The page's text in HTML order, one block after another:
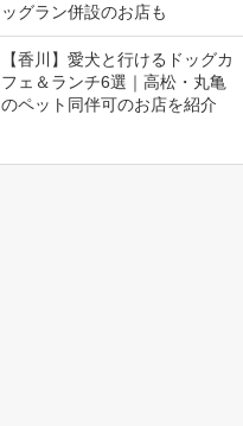
ッグラン併設のお店も
【香川】愛犬と行けるドッグカ
フェ＆ランチ6選｜高松・丸亀
のペット同伴可のお店を紹介